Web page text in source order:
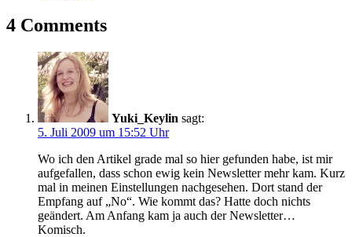
4 Comments
Yuki_Keylin sagt:
5. Juli 2009 um 15:52 Uhr
Wo ich den Artikel grade mal so hier gefunden habe, ist mir
aufgefallen, dass schon ewig kein Newsletter mehr kam. Kurz
mal in meinen Einstellungen nachgesehen. Dort stand der
Empfang auf „No“. Wie kommt das? Hatte doch nichts
geändert. Am Anfang kam ja auch der Newsletter…
Komisch.